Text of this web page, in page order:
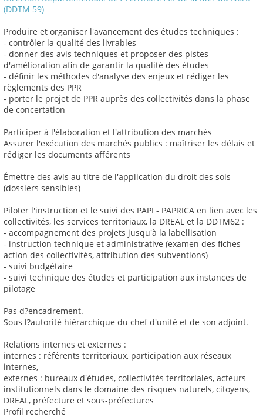
(DDTM 59)
Produire et organiser l'avancement des études techniques :
- contrôler la qualité des livrables
- donner des avis techniques et proposer des pistes
d'amélioration afin de garantir la qualité des études
- définir les méthodes d'analyse des enjeux et rédiger les
règlements des PPR
- porter le projet de PPR auprès des collectivités dans la phase
de concertation
Participer à l'élaboration et l'attribution des marchés
Assurer l'exécution des marchés publics : maîtriser les délais et
rédiger les documents afférents
Émettre des avis au titre de l'application du droit des sols
(dossiers sensibles)
Piloter l'instruction et le suivi des PAPI - PAPRICA en lien avec les
collectivités, les services territoriaux, la DREAL et la DDTM62 :
- accompagnement des projets jusqu'à la labellisation
- instruction technique et administrative (examen des fiches
action des collectivités, attribution des subventions)
- suivi budgétaire
- suivi technique des études et participation aux instances de
pilotage
Pas d?encadrement.
Sous l?autorité hiérarchique du chef d'unité et de son adjoint.
Relations internes et externes :
internes : référents territoriaux, participation aux réseaux
internes,
externes : bureaux d'études, collectivités territoriales, acteurs
institutionnels dans le domaine des risques naturels, citoyens,
DREAL, préfecture et sous-préfectures
Profil recherché